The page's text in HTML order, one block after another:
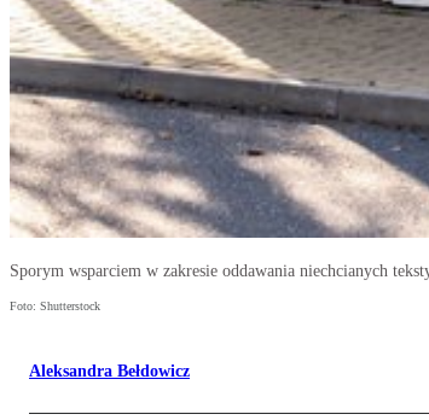
Sporym wsparciem w zakresie oddawania niechcianych
Foto: Shutterstock
Aleksandra Bełdowicz